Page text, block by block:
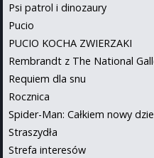
Psi patrol i dinozaury
Pucio
PUCIO KOCHA ZWIERZAKI
Rembrandt z The National
Requiem dla snu
Rocznica
Spider-Man: Całkiem nowy
Straszydła
Strefa interesów